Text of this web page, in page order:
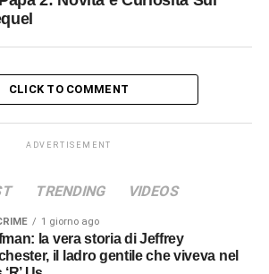
CLICK TO COMMENT
ADVERTISEMENT
TRENDING VIDEOS
1 giorno ago
il ladro gentile che viveva nel